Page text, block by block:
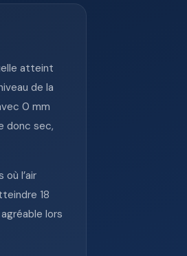
atteint
de la
0 mm
donc sec,
l’air
18
lors